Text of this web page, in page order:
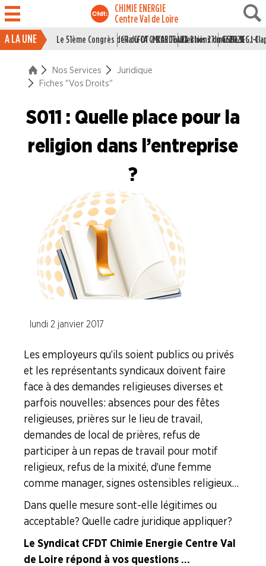
CHIMIE ENERGIE
Centre Val de Loire
ACTUALITÉ
ENTREPRISES
SERVICES
Le syndicat pour les jeunes
Juridique
Les accords nationaux interprofessionels
Conventions Collectives Nationales
Calcul des indemnités de licenciement et (…)
Comment fonctionne la justice
Fiches "Vos Droits"
La question du moment ...
L'actu juridique
Code du Travail
Faire Vivre le Collectif
Les Risques Industriels Majeurs
Formation Syndicale
A LA UNE Le 51ème Congrès de la CFDT à BORDEAUX
CR du CA CMCAS Tours Blois 27 mai 2026
Elections du CSE LSI : J-1
Grille IEG :
Nos Services
Juridique
Fiches "Vos Droits"
S011 : Quelle place pour la
religion dans l’entreprise
?
lundi 2 janvier 2017
Les employeurs qu’ils soient publics ou privés
et les représentants syndicaux doivent faire
face à des demandes religieuses diverses et
parfois nouvelles : absences pour des fêtes
religieuses, prières sur le lieu de travail,
demandes de local de prières, refus de
participer à un repas de travail pour motif
religieux, refus de la mixité, d’une femme
comme manager, signes ostensibles religieux…
Dans quelle mesure sont-elle légitimes ou
acceptable ? Quelle cadre juridique appliquer ?
Le Syndicat CFDT Chimie Energie Centre Val
de Loire répond à vos questions ...